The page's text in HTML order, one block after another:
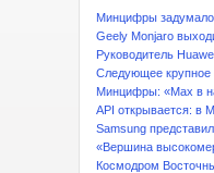
Минцифры задумало
Geely Monjaro
Руководитель
Следующее крупное
Минцифры: «Max в
API открывается: в
Samsung
«Вершина
Космодром